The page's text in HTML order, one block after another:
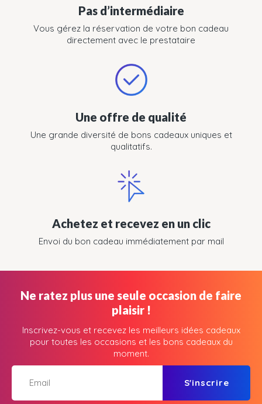
Pas d’intermédiaire
Vous gérez la réservation de votre bon cadeau
directement avec le prestataire
Une offre de qualité
Une grande diversité de bons cadeaux uniques et
qualitatifs.
Achetez et recevez en un clic
Envoi du bon cadeau immédiatement par mail
Ne ratez plus une seule occasion de faire
plaisir !
Inscrivez-vous et recevez les meilleurs idées cadeaux
pour toutes les occasions et les bons cadeaux du
moment.
S'inscrire